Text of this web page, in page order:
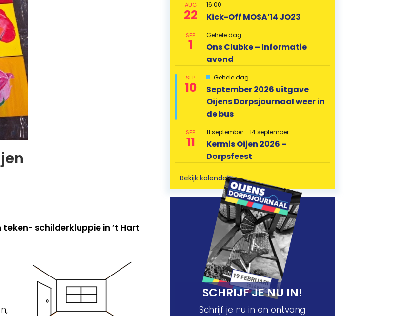
schilderkluppie in ’t Hart
AUG
22
16:00
Kick-Off MOSA’14 JO23
SEP
1
Gehele dag
Ons Clubke – Informatie
avond
SEP
10
U
t
g
e
l
c
t
Gehele dag
September 2026 uitgave
Oijens Dorpsjournaal weer in
de bus
SEP
11
11 september- 14 september
Kermis Oijen 2026 –
Dorpsfeest
Bekijk kalender
SCHRIJF JE NU IN!
Schrijf je nu in en ontvang